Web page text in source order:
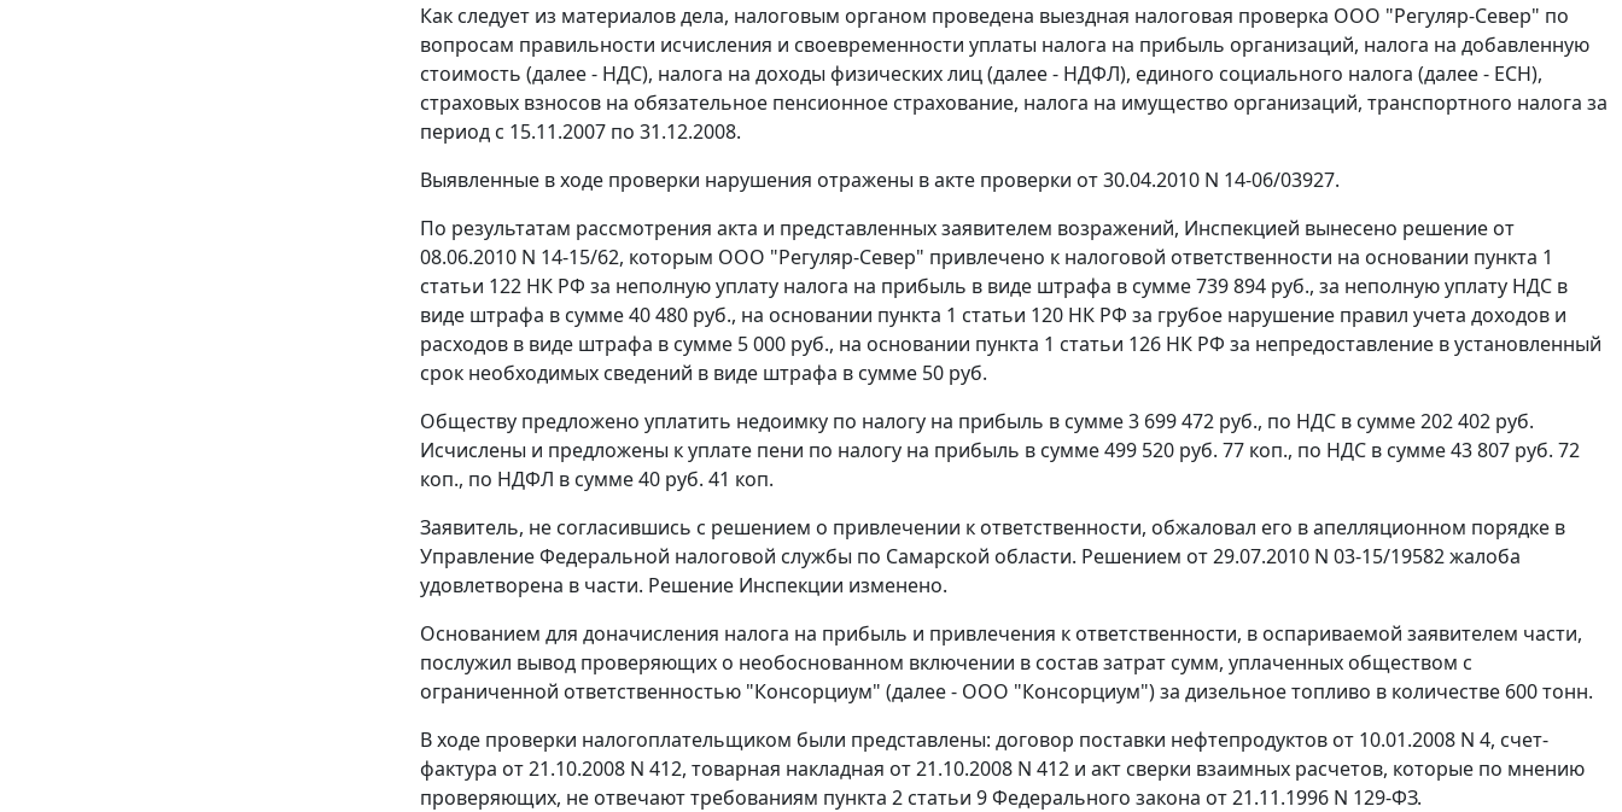
Как следует из материалов дела, налоговым органом проведена выездная налоговая проверка ООО "Регуляр-Север" по
вопросам правильности исчисления и своевременности уплаты налога на прибыль организаций, налога на добавленную
стоимость (далее - НДС), налога на доходы физических лиц (далее - НДФЛ), единого социального налога (далее - ЕСН),
страховых взносов на обязательное пенсионное страхование, налога на имущество организаций, транспортного налога за
период с 15.11.2007 по 31.12.2008.
Выявленные в ходе проверки нарушения отражены в акте проверки от 30.04.2010 N 14-06/03927.
По результатам рассмотрения акта и представленных заявителем возражений, Инспекцией вынесено решение от
08.06.2010 N 14-15/62, которым ООО "Регуляр-Север" привлечено к налоговой ответственности на основании пункта 1
статьи 122 НК РФ за неполную уплату налога на прибыль в виде штрафа в сумме 739 894 руб., за неполную уплату НДС в
виде штрафа в сумме 40 480 руб., на основании пункта 1 статьи 120 НК РФ за грубое нарушение правил учета доходов и
расходов в виде штрафа в сумме 5 000 руб., на основании пункта 1 статьи 126 НК РФ за непредоставление в установленный
срок необходимых сведений в виде штрафа в сумме 50 руб.
Обществу предложено уплатить недоимку по налогу на прибыль в сумме 3 699 472 руб., по НДС в сумме 202 402 руб.
Исчислены и предложены к уплате пени по налогу на прибыль в сумме 499 520 руб. 77 коп., по НДС в сумме 43 807 руб. 72
коп., по НДФЛ в сумме 40 руб. 41 коп.
Заявитель, не согласившись с решением о привлечении к ответственности, обжаловал его в апелляционном порядке в
Управление Федеральной налоговой службы по Самарской области. Решением от 29.07.2010 N 03-15/19582 жалоба
удовлетворена в части. Решение Инспекции изменено.
Основанием для доначисления налога на прибыль и привлечения к ответственности, в оспариваемой заявителем части,
послужил вывод проверяющих о необоснованном включении в состав затрат сумм, уплаченных обществом с
ограниченной ответственностью "Консорциум" (далее - ООО "Консорциум") за дизельное топливо в количестве 600 тонн.
В ходе проверки налогоплательщиком были представлены: договор поставки нефтепродуктов от 10.01.2008 N 4, счет-
фактура от 21.10.2008 N 412, товарная накладная от 21.10.2008 N 412 и акт сверки взаимных расчетов, которые по мнению
проверяющих, не отвечают требованиям пункта 2 статьи 9Федерального закона от 21.11.1996 N 129-ФЗ.